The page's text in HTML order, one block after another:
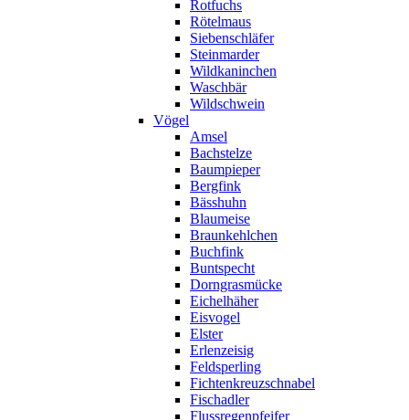
Rotfuchs
Rötelmaus
Siebenschläfer
Steinmarder
Wildkaninchen
Waschbär
Wildschwein
Vögel
Amsel
Bachstelze
Baumpieper
Bergfink
Bässhuhn
Blaumeise
Braunkehlchen
Buchfink
Buntspecht
Dorngrasmücke
Eichelhäher
Eisvogel
Elster
Erlenzeisig
Feldsperling
Fichtenkreuzschnabel
Fischadler
Flussregenpfeifer